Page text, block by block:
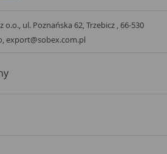
o.o., ul. Poznańska 62, Trzebicz , 66-530
export@sobex.com.pl